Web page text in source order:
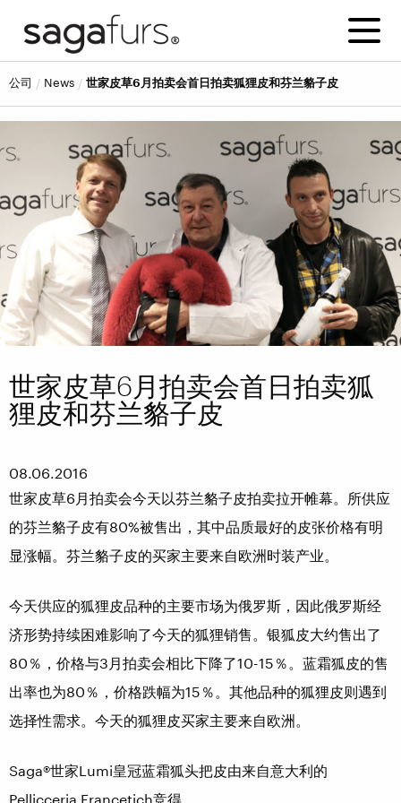
公司 news 世家皮草6月拍卖会首日拍卖狐狸皮和芬兰貉子皮
世家皮草6月拍卖会首日拍卖狐
狸皮和芬兰貉子皮
08.06.2016
世家皮草6月拍卖会今天以芬兰貉子皮拍卖拉开帷幕。所供应
的芬兰貉子皮有80%被售出，其中品质最好的皮张价格有明
显涨幅。芬兰貉子皮的买家主要来自欧洲时装产业。
今天供应的狐狸皮品种的主要市场为俄罗斯，因此俄罗斯经
济形势持续困难影响了今天的狐狸销售。银狐皮大约售出了
80％，价格与3月拍卖会相比下降了10-15％。蓝霜狐皮的售
出率也为80％，价格跌幅为15％。其他品种的狐狸皮则遇到
选择性需求。今天的狐狸皮买家主要来自欧洲。
Saga®世家Lumi皇冠蓝霜狐头把皮由来自意大利的
Pellicceria Francetich竞得。